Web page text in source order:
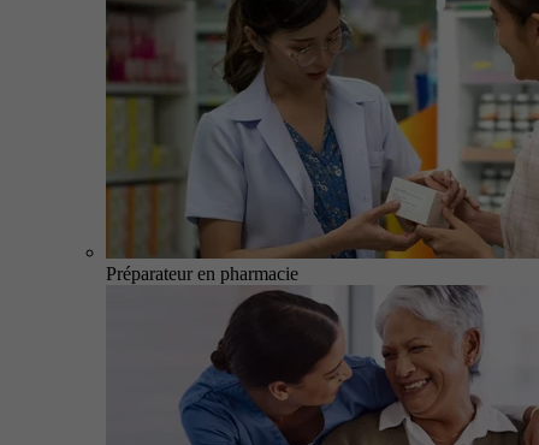
Préparateur en pharmacie